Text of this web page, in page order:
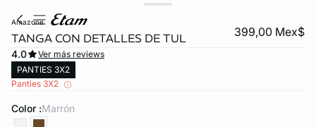
amazone
TANGA CON DETALLES DE TUL 399,00 Mex$
4.0
Ver más reviews
PANTIES 3X2
Panties 3X2
Color : marrón